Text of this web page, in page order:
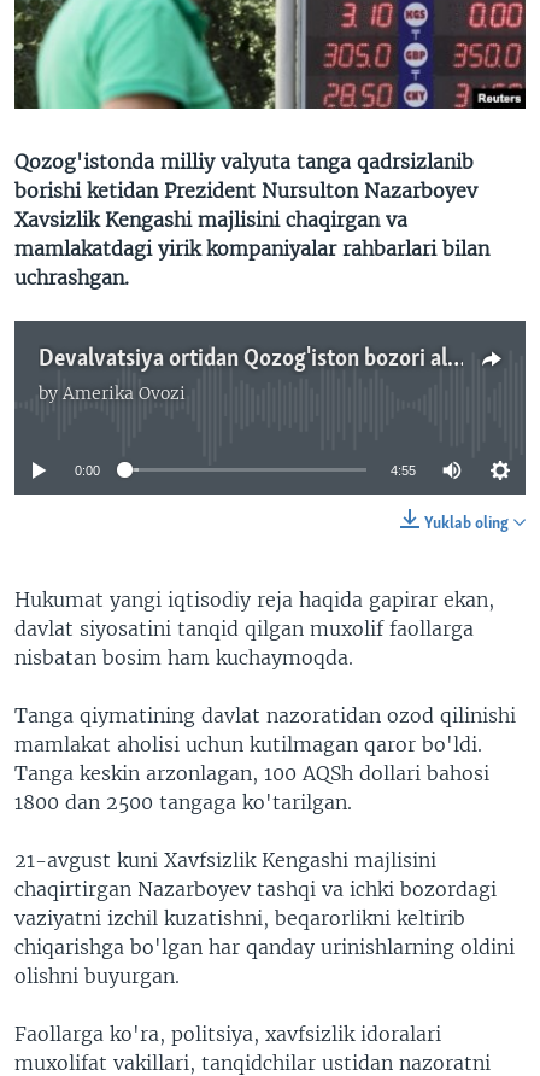
VIDEO
XABARLAR SURATLARDA
ODNOKLASSNIKI
TELEGRAM
TWITTER
SOUNDCLOUD
VOA
Qozog'istonda milliy valyuta tanga qadrsizlanib
borishi ketidan Prezident Nursulton Nazarboyev
Xavsizlik Kengashi majlisini chaqirgan va
mamlakatdagi yirik kompaniyalar rahbarlari bilan
uchrashgan.
Devalvatsiya ortidan Qozog'iston bozori alg'ov-dalg'ov - Malik Mansur
by Amerika Ovozi
No media source currently available
0:00 4:55
Yuklab oling
Hukumat yangi iqtisodiy reja haqida gapirar ekan,
davlat siyosatini tanqid qilgan muxolif faollarga
nisbatan bosim ham kuchaymoqda.
Tanga qiymatining davlat nazoratidan ozod qilinishi
mamlakat aholisi uchun kutilmagan qaror bo'ldi.
Tanga keskin arzonlagan, 100 AQSh dollari bahosi
1800 dan 2500 tangaga ko'tarilgan.
21-avgust kuni Xavfsizlik Kengashi majlisini
chaqirtirgan Nazarboyev tashqi va ichki bozordagi
vaziyatni izchil kuzatishni, beqarorlikni keltirib
chiqarishga bo'lgan har qanday urinishlarning oldini
olishni buyurgan.
Faollarga ko'ra, politsiya, xavfsizlik idoralari
muxolifat vakillari, tanqidchilar ustidan nazoratni